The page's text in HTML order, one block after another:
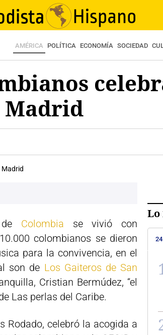
AMÉRICA POLÍTICA ECONOMÍA SOCIEDAD
Madrid
Colombia se vivió con
colombianos se dieron
para la convivencia, en el
son de Los Gaiteros de San
Cristian Bermúdez, “el
Las perlas del Caribe.
Rodado, celebró la acogida a
Lo